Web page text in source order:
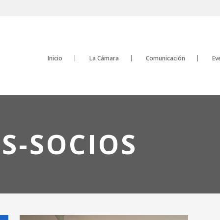
Inicio La Cámara Comunicación
SOCIOS